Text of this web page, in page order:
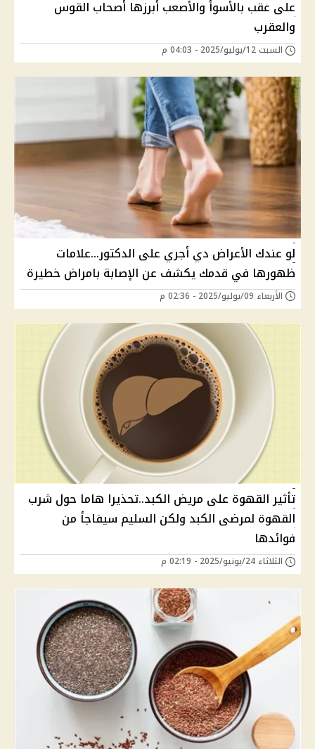
على عقب بالأسوأ والأصعب أبرزها أصحاب القوس
والعقرب
السبت 12/يوليو/2025 - 04:03 م
لو عندك الأعراض دي أجري على الدكتور...علامات
ظهورها في قدمك يكشف عن الإصابة بامراض خطيرة
الأربعاء 09/يوليو/2025 - 02:36 م
تأثير القهوة على مريض الكبد..تحذيرا هاما حول شرب
القهوة لمرضى الكبد ولكن السليم سيفاجأ من
فوائدها
الثلاثاء 24/يونيو/2025 - 02:19 م